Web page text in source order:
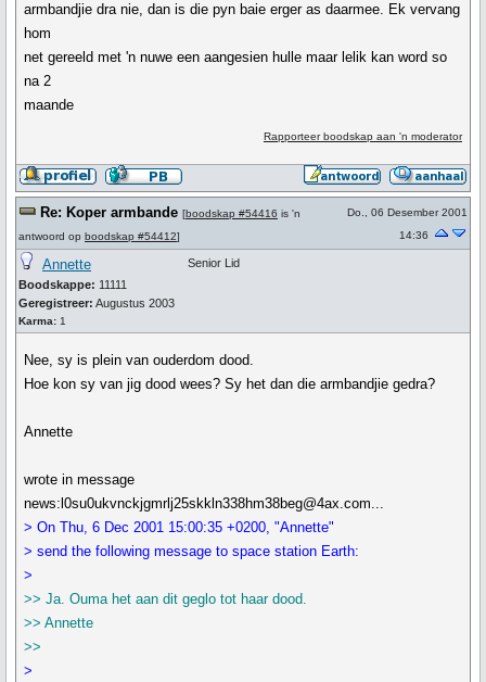
armbandjie dra nie, dan is die pyn baie erger as daarmee. Ek vervang
hom
net gereeld met 'n nuwe een aangesien hulle maar lelik kan word so
na 2
maande
Rapporteer boodskap aan 'n moderator
Re: Koper armbande [boodskap #54416 is 'n
antwoord op boodskap #54412]
Do., 06 Desember 2001
14:36
Annette
Boodskappe: 11111
Geregistreer: Augustus 2003
Karma: 1
Senior Lid
Nee, sy is plein van ouderdom dood.
Hoe kon sy van jig dood wees? Sy het dan die armbandjie gedra?
Annette
wrote in message
news:l0su0ukvnckjgmrlj25skkln338hm38beg@4ax.com...
> On Thu, 6 Dec 2001 15:00:35 +0200, "Annette"
> send the following message to space station Earth:
>
>> Ja. Ouma het aan dit geglo tot haar dood.
>> Annette
>>
>